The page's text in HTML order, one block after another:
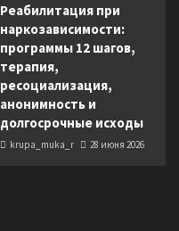
Реабилитация при
наркозависимости:
программы 12 шагов,
терапия,
ресоциализация,
анонимность и
долгосрочные исходы
krupa_muka_r 28 июня 2026